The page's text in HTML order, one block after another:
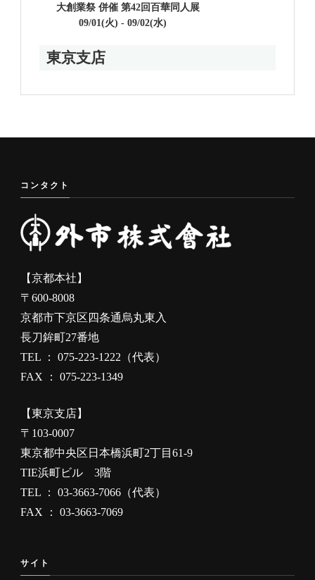
大創業祭 併催 第42回百華同人展
09/01(火) - 09/02(水)
東京支店
コンタクト
【京都本社】
〒600-8008
京都市下京区四条通烏丸東入
長刀鉾町27番地
TEL ： 075-223-1222（代表）
FAX ： 075-223-1349
【東京支店】
〒103-0007
東京都中央区日本橋浜町2丁目61-9
TIE浜町ビル 3階
TEL ： 03-3663-7066（代表）
FAX ： 03-3663-7069
サイト